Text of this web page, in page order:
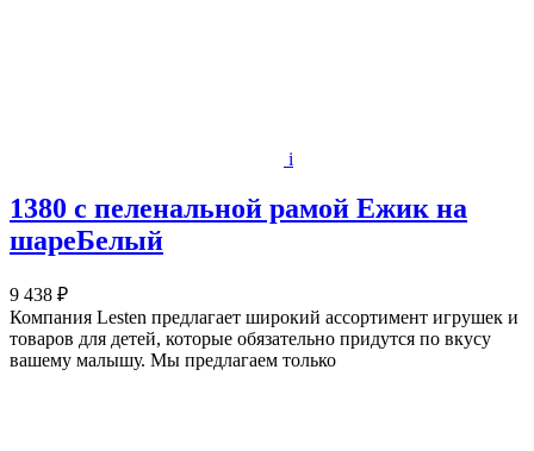
i
1380 с пеленальной рамой Ежик на
шареБелый
9 438 ₽
Компания Lesten предлагает широкий ассортимент игрушек и
товаров для детей, которые обязательно придутся по вкусу
вашему малышу. Мы предлагаем только